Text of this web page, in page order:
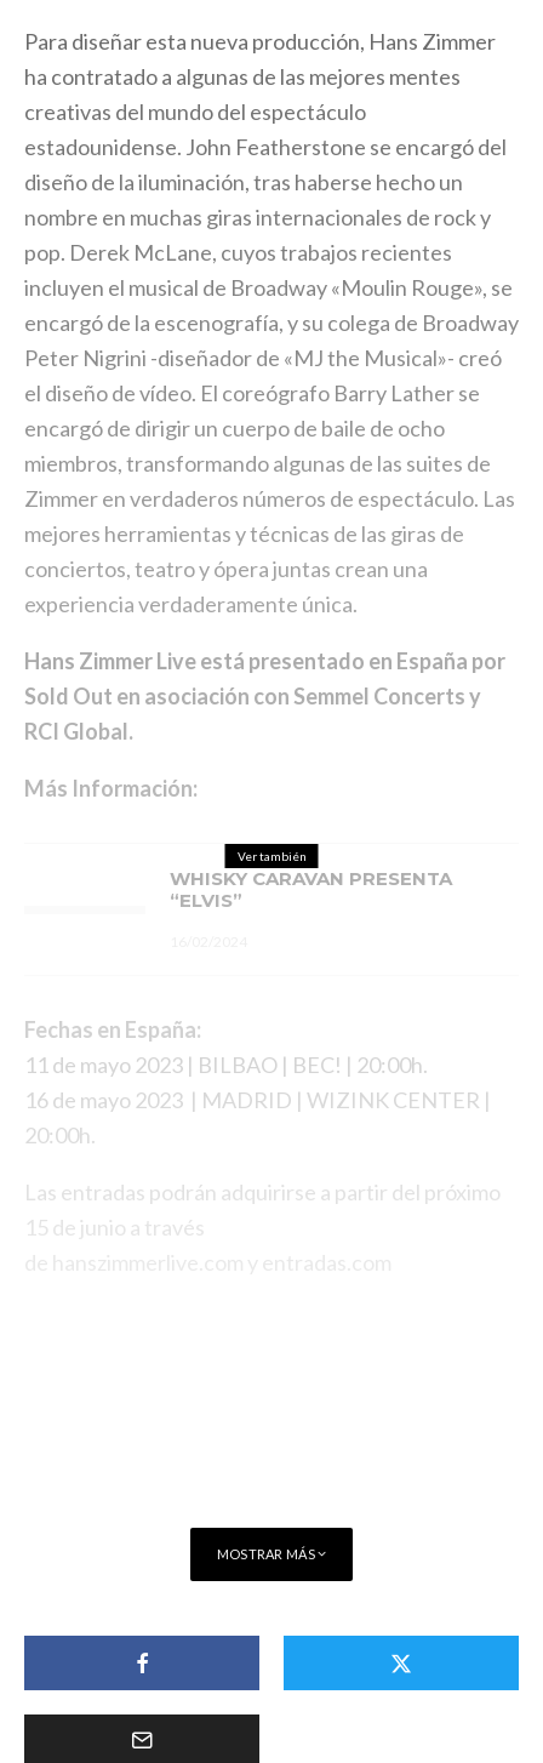
Para diseñar esta nueva producción, Hans Zimmer
ha contratado a algunas de las mejores mentes
creativas del mundo del espectáculo
estadounidense. John Featherstone se encargó del
diseño de la iluminación, tras haberse hecho un
nombre en muchas giras internacionales de rock y
pop. Derek McLane, cuyos trabajos recientes
incluyen el musical de Broadway «Moulin Rouge», se
encargó de la escenografía, y su colega de Broadway
Peter Nigrini -diseñador de «MJ the Musical»- creó
el diseño de vídeo. El coreógrafo Barry Lather se
encargó de dirigir un cuerpo de baile de ocho
miembros, transformando algunas de las suites de
Zimmer en verdaderos números de espectáculo. Las
mejores herramientas y técnicas de las giras de
conciertos, teatro y ópera juntas crean una
experiencia verdaderamente única.
Hans Zimmer Live está presentado en España por
Sold Out en asociación con Semmel Concerts y
RCI Global.
Más Información:
Ver también
WHISKY CARAVAN PRESENTA
“ELVIS”
Fechas en España:
11 de mayo 2023 | BILBAO | BEC! | 20:00h.
16 de mayo 2023 | MADRID | WIZINK CENTER |
20:00h.
Las entradas podrán adquirirse a partir del próximo
15 de junio a través
MOSTRAR MÁS